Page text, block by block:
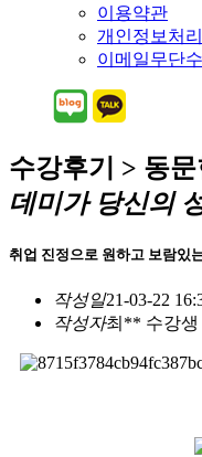
이용약관
개인정보처
이메일무단
수강후기 > 동
데미가 당신의
취업 진정으로 원하고 보람있
작성일21-03-22
작성자최** 수강생